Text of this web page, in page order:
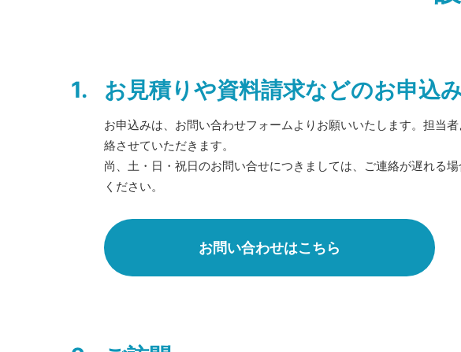
1. お見積りや資料請求などのお申込
お申込みは、お問い合わせフォームよりお願いいたします。担当
絡させていただきます。
尚、土・日・祝日のお問い合せにつきましては、ご連絡が遅れる
ください。
お問い合わせはこちら